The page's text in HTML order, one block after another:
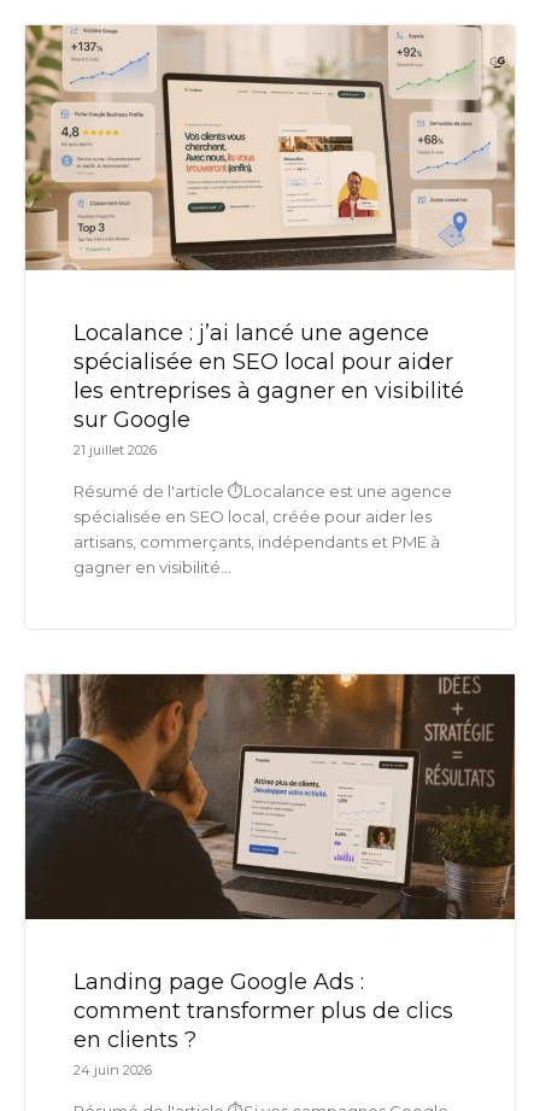
Localance : j’ai lancé une agence
spécialisée en SEO local pour aider
les entreprises à gagner en visibilité
sur Google
21 juillet 2026
Résumé de l'article ⏱️Localance est une agence
spécialisée en SEO local, créée pour aider les
artisans, commerçants, indépendants et PME à
gagner en visibilité...
Landing page Google Ads :
comment transformer plus de clics
en clients ?
24 juin 2026